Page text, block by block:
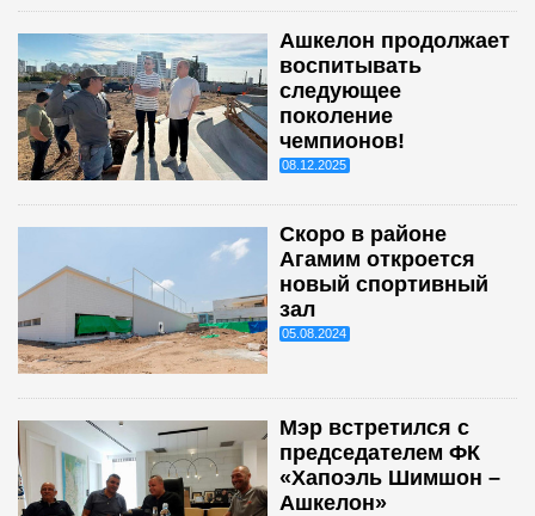
Ашкелон продолжает
воспитывать
следующее
поколение
чемпионов!
08.12.2025
Скоро в районе
Агамим откроется
новый спортивный
зал
05.08.2024
Мэр встретился с
председателем ФК
«Хапоэль Шимшон –
Ашкелон»